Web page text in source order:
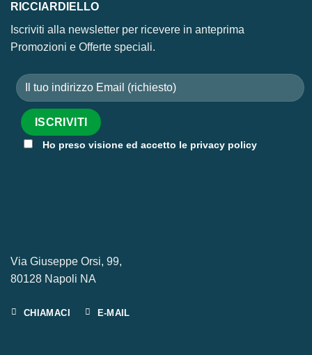
RICCIARDIELLO
Iscriviti alla newsletter per ricevere in anteprima
Promozioni e Offerte speciali.
Ho preso visione ed accetto le privacy policy
Via Giuseppe Orsi, 99,
80128 Napoli NA
CHIAMACI E-MAIL